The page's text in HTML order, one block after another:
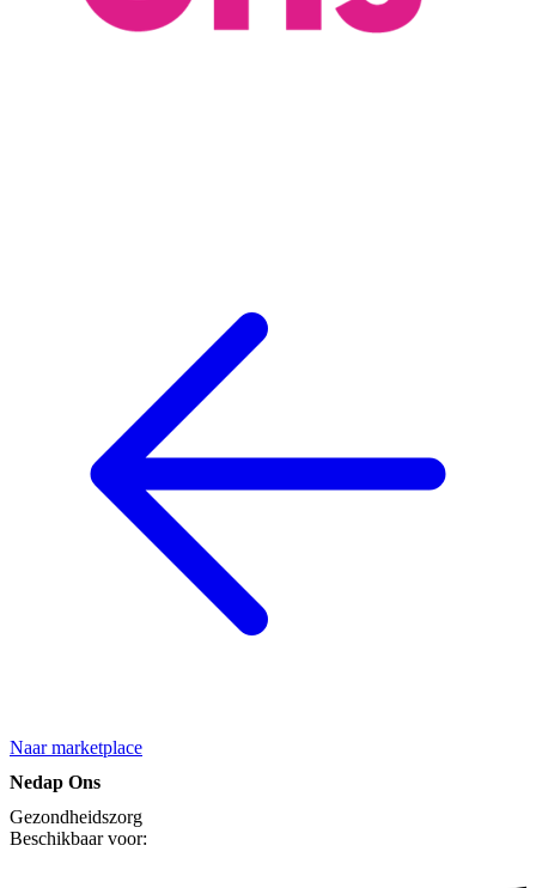
Naar marketplace
Nedap Ons
Gezondheidszorg
Beschikbaar voor: